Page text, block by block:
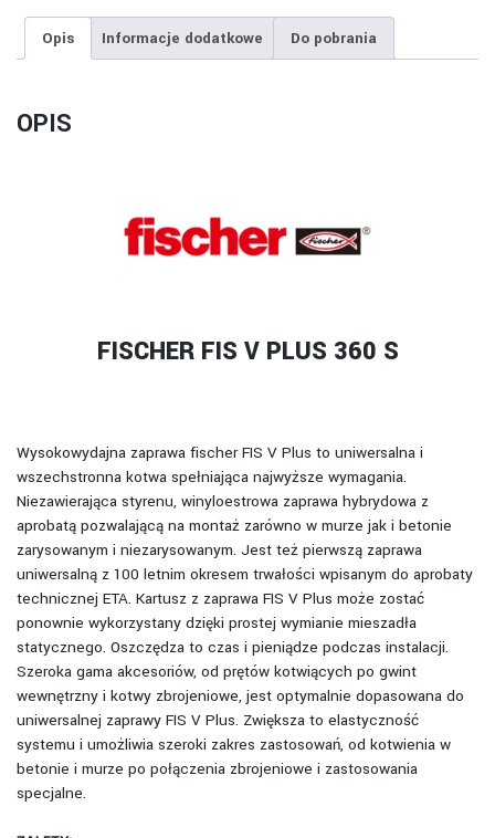
Opis Informacje dodatkowe Do pobrania
OPIS
FISCHER FIS V PLUS 360 S
Wysokowydajna zaprawa fischer FIS V Plus to uniwersalna i
wszechstronna kotwa spełniająca najwyższe wymagania.
Niezawierająca styrenu, winyloestrowa zaprawa hybrydowa z
aprobatą pozwalającą na montaż zarówno w murze jak i betonie
zarysowanym i niezarysowanym. Jest też pierwszą zaprawa
uniwersalną z 100 letnim okresem trwałości wpisanym do aprobaty
technicznej ETA. Kartusz z zaprawa FIS V Plus może zostać
ponownie wykorzystany dzięki prostej wymianie mieszadła
statycznego. Oszczędza to czas i pieniądze podczas instalacji.
Szeroka gama akcesoriów, od prętów kotwiących po gwint
wewnętrzny i kotwy zbrojeniowe, jest optymalnie dopasowana do
uniwersalnej zaprawy FIS V Plus. Zwiększa to elastyczność
systemu i umożliwia szeroki zakres zastosowań, od kotwienia w
betonie i murze po połączenia zbrojeniowe i zastosowania
specjalne.